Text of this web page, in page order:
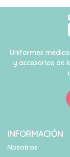
Uniformes
y accesorios de
INFORMACIÓN
Nosotros